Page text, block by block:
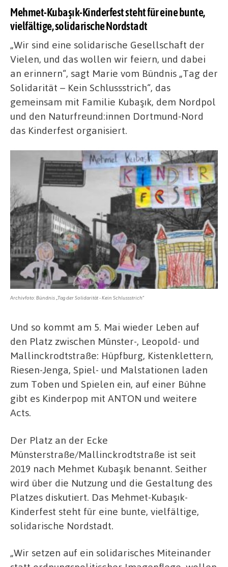
Mehmet-Kubaşık-Kinderfest steht für eine bunte,
vielfältige, solidarische Nordstadt
„Wir sind eine solidarische Gesellschaft der
Vielen, und das wollen wir feiern, und dabei
an erinnern“, sagt Marie vom Bündnis „Tag der
Solidarität – Kein Schlussstrich“, das
gemeinsam mit Familie Kubaşık, dem Nordpol
und den Naturfreund:innen Dortmund-Nord
das Kinderfest organisiert.
Archivfoto: Bündnis „Tag der Solidarität - Kein Schlussstrich“
Und so kommt am 5. Mai wieder Leben auf
den Platz zwischen Münster-, Leopold- und
Mallinckrodtstraße: Hüpfburg, Kistenklettern,
Riesen-Jenga, Spiel- und Malstationen laden
zum Toben und Spielen ein, auf einer Bühne
gibt es Kinderpop mit ANTON und weitere
Acts.
Der Platz an der Ecke
Münsterstraße/Mallinckrodtstraße ist seit
2019 nach Mehmet Kubaşık benannt. Seither
wird über die Nutzung und die Gestaltung des
Platzes diskutiert. Das Mehmet-Kubaşık-
Kinderfest steht für eine bunte, vielfältige,
solidarische Nordstadt.
„Wir setzen auf ein solidarisches Miteinander